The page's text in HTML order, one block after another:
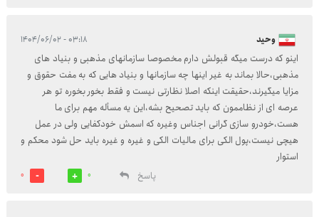
وحید ۰۳:۱۸ - ۱۴۰۴/۰۶/۰۲
اینو که درست میگه قبولش دارم مخصوصا سازمانهای مذهبی و بنیاد های
مذهبی،حالا بماند به غیر اینها چه سازمانها و بنیاد هایی که به مفت حقوق و
مزایا میگیرند،حقیقت اینکه اصلا نظارتی نیست و فقط بخور بخوره تو هر
عرصه ای از نظاممون که باید تصحیح بشه،این یه مسأله مهم برای ما
هست،خودرو سازی گرانی اجناس وغیره که اسمش خودکفایی ولی در عمل
هیچی نیست،پول الکی برای مالیات الکی و غیره و غیره باید حل شود محکم و
استوار
پاسخ
0
0